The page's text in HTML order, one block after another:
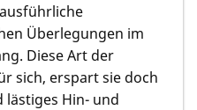
Überlegungen im
Diese Art der
sich, erspart sie doch
lästiges Hin- und